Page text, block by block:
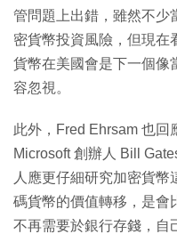
管問題上出錯，雖然不少
密貨幣投資風險，但現在
貨幣在美國會是下一個像
容忽視。
此外，Fred Ehrsam 也回
Microsoft 創辦人 Bill
人應更仔細研究加密貨
碼貨幣的價值轉移，是會
不再需要於銀行存錢，自